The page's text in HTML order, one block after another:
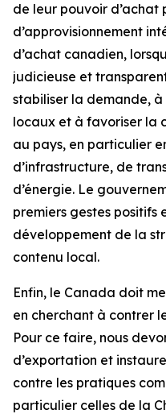
de leur pouvoir d’achat
d’approvisionnement
d’achat canadien,
judicieuse et
stabiliser la demande,
locaux et à favoriser la
au pays, en particulier
d’infrastructure, de
d’énergie. Le
premiers gestes positifs
développement de la
contenu local.
Enfin, le Canada doit
en cherchant à contrer
Pour ce faire, nous
d’exportation et
contre les pratiques
particulier celles de la